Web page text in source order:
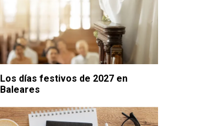
Los días festivos de 2027 en
Baleares